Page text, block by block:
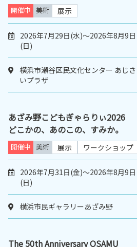
開催中 美術 展示
2026年7月29日(水)～2026年8月9日
(日)
横浜市瀬谷区民文化センター あじさ
いプラザ
あざみ野こどもぎゃらりぃ2026
どこかの、あのこの、すみか。
開催中 美術 展示 ワークショップ
2026年7月31日(金)～2026年8月9日
(日)
横浜市民ギャラリーあざみ野
The 50th Anniversary OSAMU